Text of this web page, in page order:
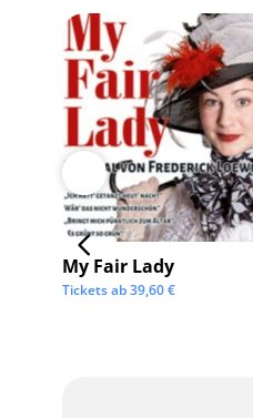
My Fair Lady
Tickets ab39,60€